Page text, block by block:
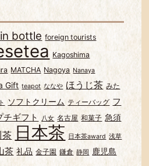
bottle foreign tourists
Kagoshima
MATCHA Nagoya Nanaya
Gift teapot ななや ほうじ茶 みた
ソフトクリーム ティーバッグ フ
チギフト 八女 名古屋 和菓子 急須
茶 日本茶 日本茶award 浅草
茶 礼品 金子園 鎌倉 静岡 鹿児島